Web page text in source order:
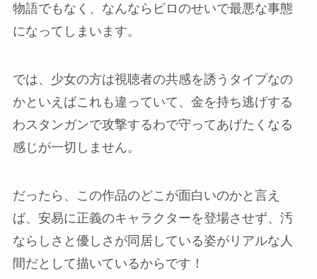
物語でもなく、なんならピロのせいで最悪な事態
になってしまいます。
では、少女の方は視聴者の共感を誘うタイプなの
かといえばこれも違っていて、金を持ち逃げする
わスタンガンで攻撃するわで守ってあげたくなる
感じが一切しません。
だったら、この作品のどこが面白いのかと言え
ば、安易に正義のキャラクターを登場させず、汚
ならしさと優しさが同居している姿がリアルな人
間だとして描いているからです！